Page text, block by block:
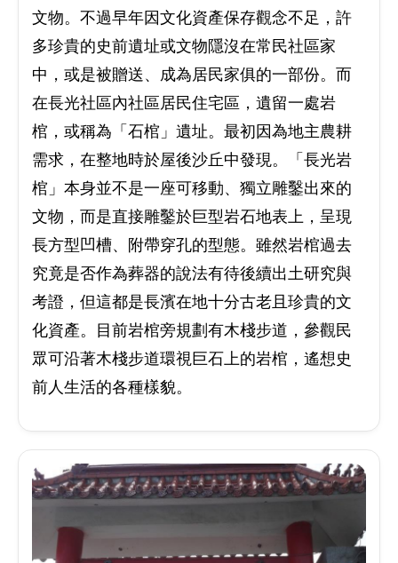
文物。不過早年因文化資產保存觀念不足，許
多珍貴的史前遺址或文物隱沒在常民社區家
中，或是被贈送、成為居民家俱的一部份。而
在長光社區內社區居民住宅區，遺留一處岩
棺，或稱為「石棺」遺址。最初因為地主農耕
需求，在整地時於屋後沙丘中發現。「長光岩
棺」本身並不是一座可移動、獨立雕鑿出來的
文物，而是直接雕鑿於巨型岩石地表上，呈現
長方型凹槽、附帶穿孔的型態。雖然岩棺過去
究竟是否作為葬器的說法有待後續出土研究與
考證，但這都是長濱在地十分古老且珍貴的文
化資產。目前岩棺旁規劃有木棧步道，參觀民
眾可沿著木棧步道環視巨石上的岩棺，遙想史
前人生活的各種樣貌。